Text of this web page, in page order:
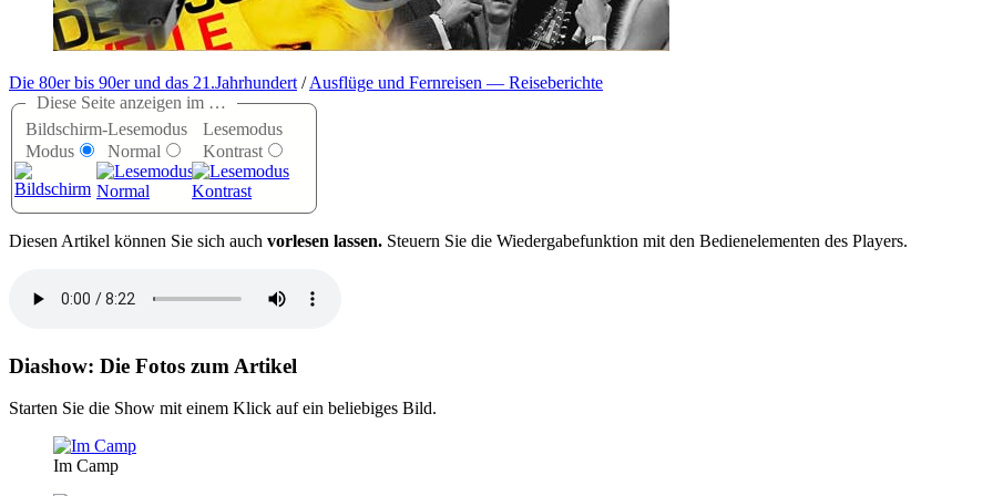
Die 80er bis 90er und das 21.Jahrhundert/Ausflüge und Fernreisen — Reiseberichte
Diese Seite anzeigen im …
Bildschirm-
Modus
Lesemodus
Normal
Lesemodus
Kontrast
Diesen Artikel können Sie sich auch vorlesen lassen. Steuern Sie die Wiedergabefunktion mit den Bedienelementen des Players.
Diashow: Die Fotos zum Artikel
Starten Sie die Show mit einem Klick auf ein beliebiges Bild.
Im Camp